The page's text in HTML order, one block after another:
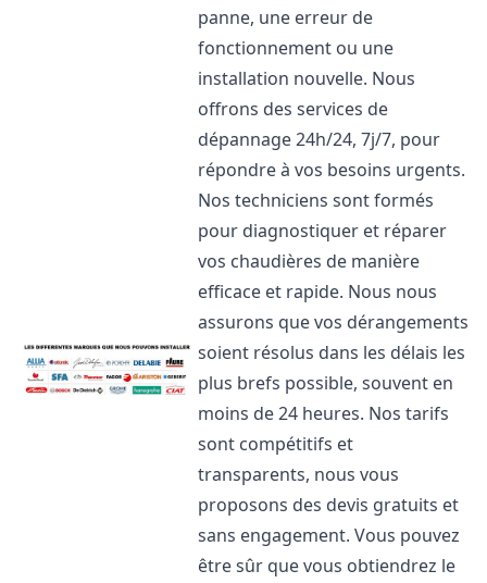
panne, une erreur de
fonctionnement ou une
installation nouvelle. Nous
offrons des services de
dépannage 24h/24, 7j/7, pour
répondre à vos besoins urgents.
Nos techniciens sont formés
pour diagnostiquer et réparer
vos chaudières de manière
efficace et rapide. Nous nous
assurons que vos dérangements
soient résolus dans les délais les
plus brefs possible, souvent en
moins de 24 heures. Nos tarifs
sont compétitifs et
transparents, nous vous
proposons des devis gratuits et
sans engagement. Vous pouvez
être sûr que vous obtiendrez le